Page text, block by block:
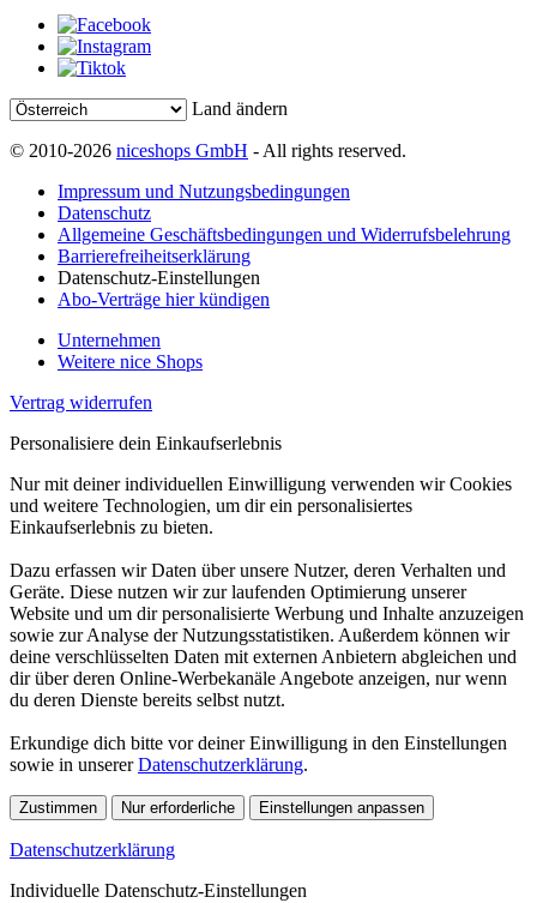
Land ändern
© 2010-2026 niceshops GmbH - All rights reserved.
Impressum und Nutzungsbedingungen
Datenschutz
Allgemeine Geschäftsbedingungen und Widerrufsbelehrung
Barrierefreiheitserklärung
Datenschutz-Einstellungen
Abo-Verträge hier kündigen
Unternehmen
Weitere nice Shops
Vertrag widerrufen
Personalisiere dein Einkaufserlebnis
Nur mit deiner individuellen Einwilligung verwenden wir Cookies
und weitere Technologien, um dir ein personalisiertes
Einkaufserlebnis zu bieten.
Dazu erfassen wir Daten über unsere Nutzer, deren Verhalten und
Geräte. Diese nutzen wir zur laufenden Optimierung unserer
Website und um dir personalisierte Werbung und Inhalte anzuzeigen
sowie zur Analyse der Nutzungsstatistiken. Außerdem können wir
deine verschlüsselten Daten mit externen Anbietern abgleichen und
dir über deren Online-Werbekanäle Angebote anzeigen, nur wenn
du deren Dienste bereits selbst nutzt.
Erkundige dich bitte vor deiner Einwilligung in den Einstellungen
sowie in unsererDatenschutzerklärung.
Zustimmen Nur erforderliche Einstellungen anpassen
Datenschutzerklärung
Individuelle Datenschutz-Einstellungen